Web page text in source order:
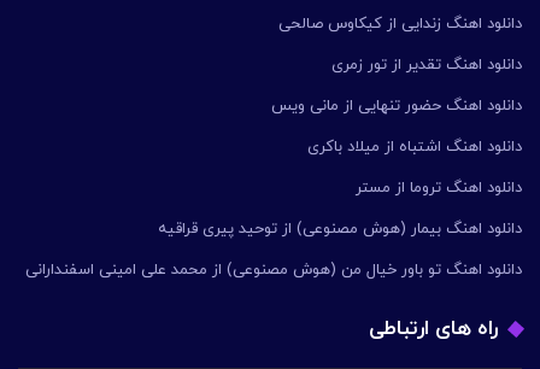
دانلود اهنگ زندایی از کیکاوس صالحی
دانلود اهنگ تقدیر از تور زمری
دانلود اهنگ حضور تنهایی از مانی ویس
دانلود اهنگ اشتباه از میلاد باکری
دانلود اهنگ تروما از مستر
دانلود اهنگ بیمار (هوش مصنوعی) از توحید پیری قراقیه
دانلود اهنگ تو باور خیال من (هوش مصنوعی) از محمد علی امینی اسفندارانی
راه های ارتباطی